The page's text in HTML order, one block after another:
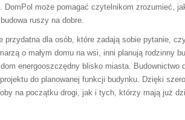
DomPol może pomagać czytelnikom zrozumieć,
ruszy na dobre.
przydatna dla osób, które zadają sobie pytanie,
o małym domu na wsi, inni planują rodzinny
energooszczędny blisko miasta. Budownictwo
do planowanej funkcji budynku. Dzięki
na początku drogi, jak i tych, którzy mają już